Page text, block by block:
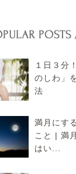
１日３分
のしわ」
法
満月にす
こと | 満
はい...